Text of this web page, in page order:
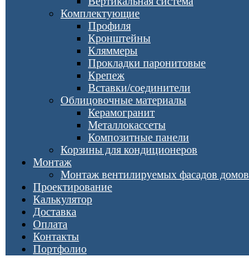
Комплектующие
Профиля
Кронштейны
Кляммеры
Прокладки паронитовые
Крепеж
Вставки/соединители
Облицовочные материалы
Керамогранит
Металлокассеты
Композитные панели
Корзины для кондиционеров
Монтаж
Монтаж вентилируемых фасадов домов
Проектирование
Калькулятор
Доставка
Оплата
Контакты
Портфолио